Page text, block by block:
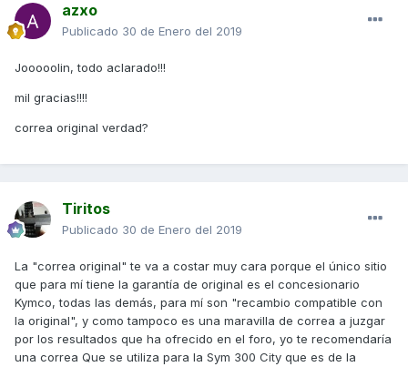
azxo
Publicado 30 de Enero del 2019
Jooooolin, todo aclarado!!!
mil gracias!!!!
correa original verdad?
Tiritos
Publicado 30 de Enero del 2019
La "correa original" te va a costar muy cara porque el único sitio
que para mí tiene la garantía de original es el concesionario
Kymco, todas las demás, para mí son "recambio compatible con
la original", y como tampoco es una maravilla de correa a juzgar
por los resultados que ha ofrecido en el foro, yo te recomendaría
una correa Que se utiliza para la Sym 300 City que es de la